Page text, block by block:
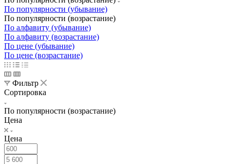
По популярности (убывание)
По популярности (возрастание)
По алфавиту (убывание)
По алфавиту (возрастание)
По цене (убывание)
По цене (возрастание)
Фильтр
Сортировка
По популярности (возрастание)
Цена
Цена